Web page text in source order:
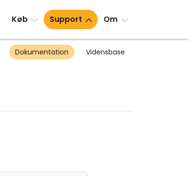
Køb Support Om
Dokumentation Vidensbase